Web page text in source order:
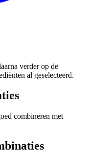
verder op de
al geselecteerd.
combineren met